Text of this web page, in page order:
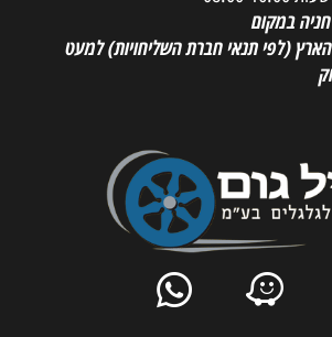
במקום
(לפי תנאי חברת השליחויות) למעט